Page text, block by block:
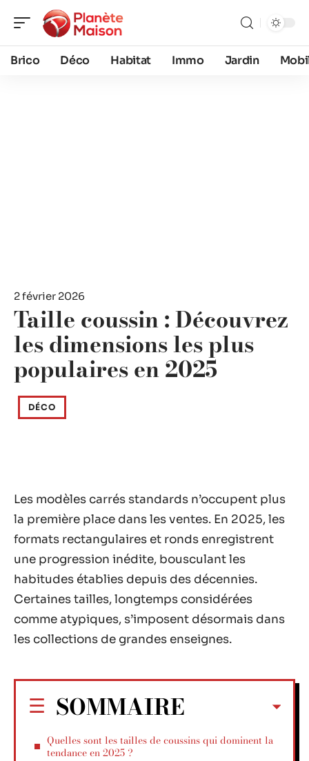
Brico Déco Habitat Immo Jardin
2 février 2026
Taille coussin : Découvrez
les dimensions les plus
populaires en 2025
DÉCO
Les modèles carrés standards n’occupent plus
la première place dans les ventes. En 2025, les
formats rectangulaires et ronds enregistrent
une progression inédite, bousculant les
habitudes établies depuis des décennies.
Certaines tailles, longtemps considérées
comme atypiques, s’imposent désormais dans
les collections de grandes enseignes.
SOMMAIRE
Quelles sont les tailles de coussins qui dominent la
tendance en 2025 ?